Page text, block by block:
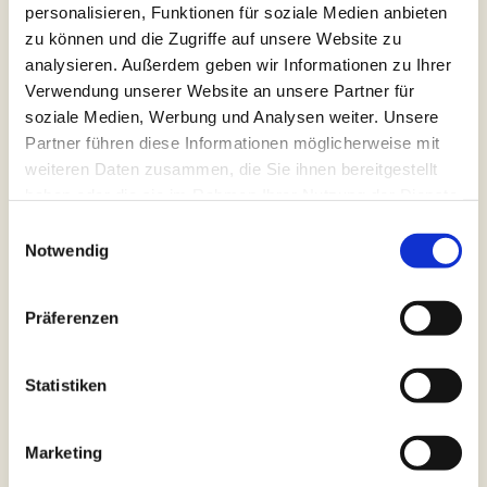
personalisieren, Funktionen für soziale Medien anbieten
zu können und die Zugriffe auf unsere Website zu
analysieren. Außerdem geben wir Informationen zu Ihrer
Verwendung unserer Website an unsere Partner für
soziale Medien, Werbung und Analysen weiter. Unsere
Partner führen diese Informationen möglicherweise mit
weiteren Daten zusammen, die Sie ihnen bereitgestellt
Notwendig
Präferenzen
Statistiken
Marketing
Ein Bauernhaus am Kapenberg in Höxter mit zwei
Jahrhunderten Geschichte. Erfahren Sie mehr über
die Historie der Schenken-Küche.
Historie